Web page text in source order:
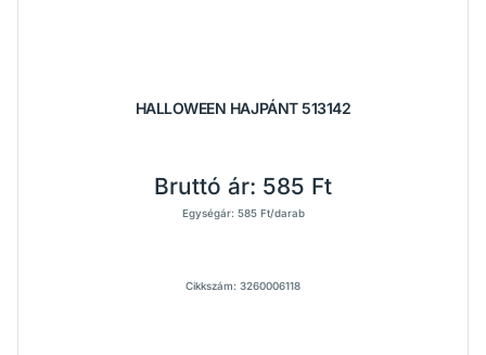
HALLOWEEN HAJPÁNT 513142
Bruttó ár: 585 Ft
Egységár: 585 Ft/darab
Cikkszám: 3260006118